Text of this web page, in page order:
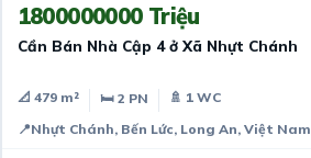
1800000000 Triệu
Cần Bán Nhà Cập 4 ở Xã Nhựt Chánh
📐 479 m² 🛏 2 PN
🚿 1 WC
📍Nhựt Chánh, Bến Lức, Long An, Việt Nam